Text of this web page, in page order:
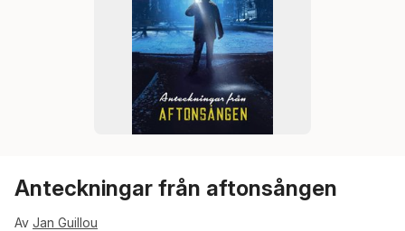
Anteckningar från aftonsången
Av Jan Guillou